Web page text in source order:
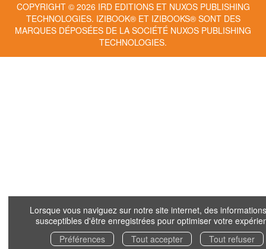
Lorsque vous naviguez sur notre site internet, des
susceptibles d'être enregistrées pour optimiser votre
Préférences
Tout accepter Tout refuser
COPYRIGHT © 2026 IRD EDITIONS ET NUXOS PUBLISHING
TECHNOLOGIES. IZIBOOK®ET IZIBOOKS®SONT DES
MARQUES DÉPOSÉES DE LA SOCIÉTÉ NUXOS PUBLISHING
TECHNOLOGIES.